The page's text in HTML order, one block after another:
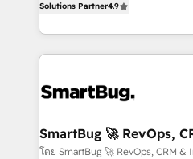
unlock efficiency at scale.
intelligence to
action and automation into
accreditations
Operating System (GTM
and engineer a portal that
revenue velocity. 🚀 GTM Strategy & Alignment
stalling growth. Fix your
Scalable Architecture: Zero-
across all Hubs, validated
Solutions Partner4.9
SmartBug 🚀 RevOps,
Experts
โดย SmartBug 🚀 RevOps, CRM &